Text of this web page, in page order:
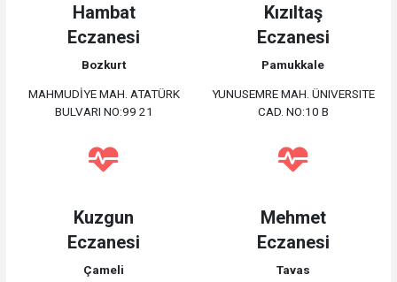
Hambat
Eczanesi
Bozkurt
MAHMUDİYE MAH. ATATÜRK
BULVARI NO:99 21
Kızıltaş
Eczanesi
Pamukkale
YUNUSEMRE MAH. ÜNIVERSITE
CAD. NO:10 B
Kuzgun
Eczanesi
Çameli
Mehmet
Eczanesi
Tavas